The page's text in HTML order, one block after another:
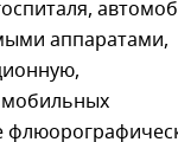
аппаратами,
мобильных